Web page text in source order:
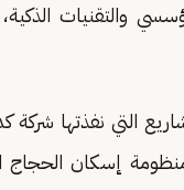
والتقنيات الذكية،
نفذتها شركة
الصيانة الميدانية التي تضم 195